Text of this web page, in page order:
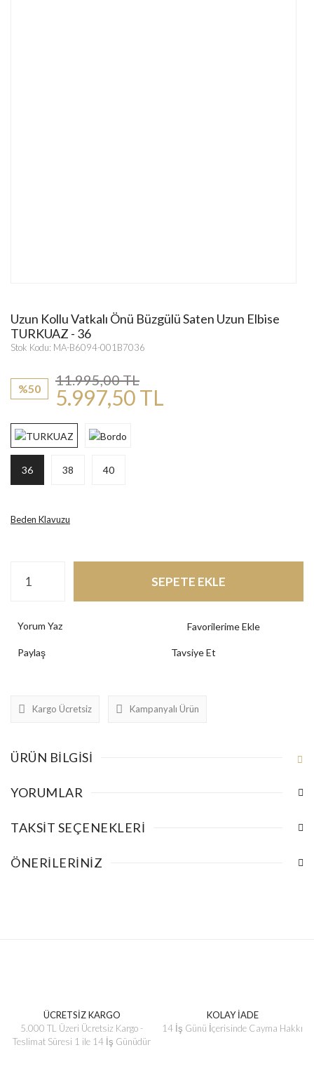
Uzun Kollu Vatkalı Önü Büzgülü Saten Uzun Elbise
TURKUAZ - 36
Stok Kodu: MA-B6094-001B7036
%50
11.995,00 TL
5.997,50 TL
36 38 40
Beden Klavuzu
SEPETE EKLE
Yorum Yaz
Paylaş Tavsiye Et
Kargo Ücretsiz Kampanyalı Ürün
ÜRÜN BILGISI
YORUMLAR
TAKSIT SEÇENEKLERI
ÖNERILERINIZ
ÜCRETSİZ KARGO
5.000 TL Üzeri Ücretsiz Kargo -
Teslimat Süresi 1 ile 14 İş Günüdür
KOLAY İADE
14 İş Günü İçerisinde Cayma Hakkı